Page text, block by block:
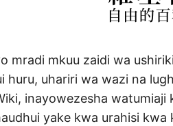
mradi mkuu zaidi wa
huru, uhariri wa wazi na
inayowezesha
yake kwa urahisi